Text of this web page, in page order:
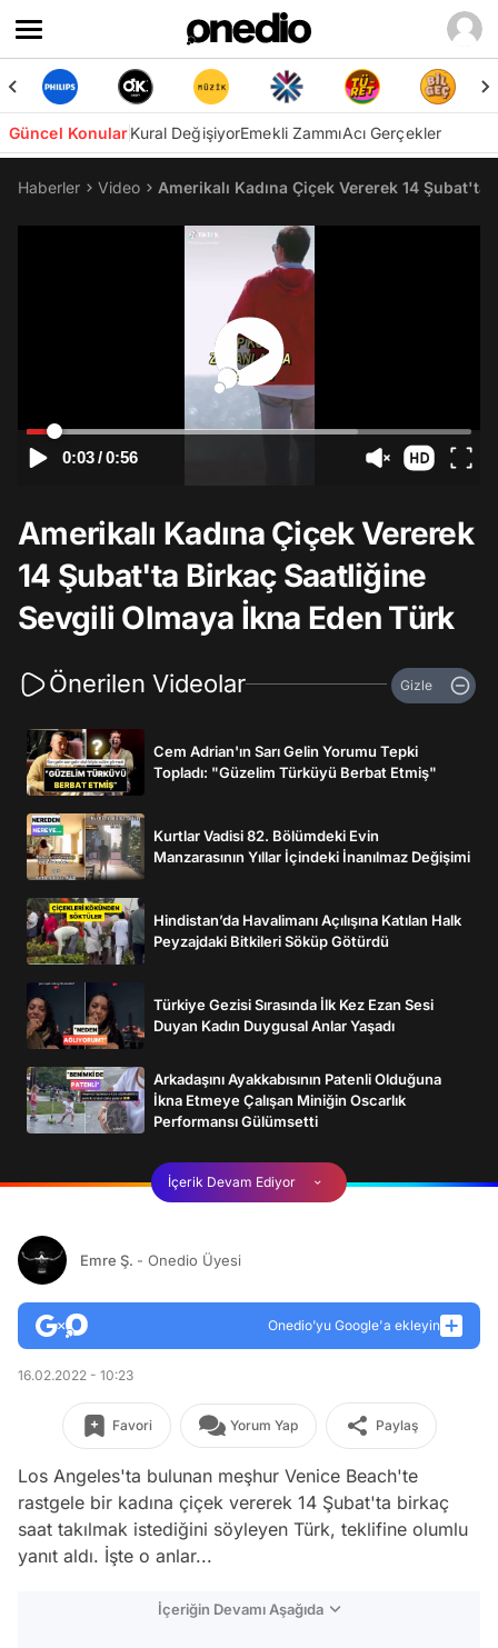
Güncel KonularKural DeğişiyorEmekli ZammıAcı Gerçekler
Haberler Video Amerikalı Kadına Çiçek Vererek 14
0:03/0:56
Amerikalı Kadına Çiçek Vererek
14 Şubat'ta Birkaç Saatliğine
Sevgili Olmaya İkna Eden Türk
Önerilen Videolar Gizle
Cem Adrian'ın Sarı Gelin Yorumu Tepki
Topladı: "Güzelim Türküyü Berbat Etmiş"
Kurtlar Vadisi 82. Bölümdeki Evin
Manzarasının Yıllar İçindeki İnanılmaz Değişimi
Hindistan’da Havalimanı Açılışına Katılan Halk
Peyzajdaki Bitkileri Söküp Götürdü
Türkiye Gezisi Sırasında İlk Kez Ezan Sesi
Duyan Kadın Duygusal Anlar Yaşadı
Arkadaşını Ayakkabısının Patenli Olduğuna
İkna Etmeye Çalışan Miniğin Oscarlık
Performansı Gülümsetti
İçerik Devam Ediyor
Emre Ş. - Onedio Üyesi
Onedio’yu Google'a ekleyin
16.02.2022 - 10:23
Favori Yorum Yap Paylaş
Los Angeles'ta bulunan meşhur Venice Beach'te
rastgele bir kadına çiçek vererek 14 Şubat'ta birkaç
saat takılmak istediğini söyleyen Türk, teklifine olumlu
yanıt aldı. İşte o anlar...
İçeriğin Devamı Aşağıda